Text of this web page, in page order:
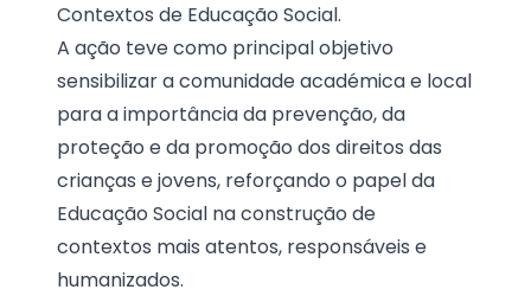
Contextos de Educação Social.
A ação teve como principal objetivo
sensibilizar a comunidade académica e local
para a importância da prevenção, da
proteção e da promoção dos direitos das
crianças e jovens, reforçando o papel da
Educação Social na construção de
contextos mais atentos, responsáveis e
humanizados.